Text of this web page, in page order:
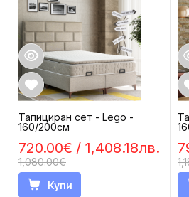
720.00€ / 1,408.18лв.
1,080.00€
Тапициран сет - Lego -
160/200см
Купи